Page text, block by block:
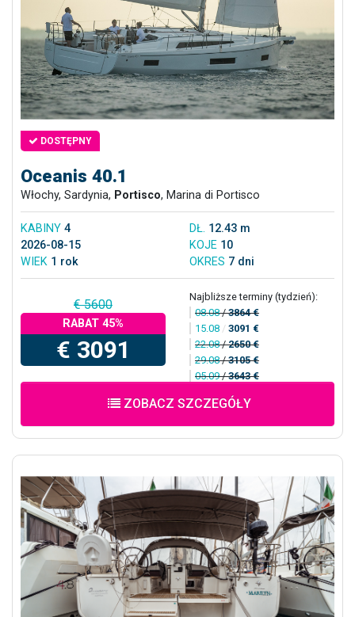
DOSTĘPNY
Oceanis 40.1
Włochy, Sardynia, Portisco, Marina di Portisco
KABINY 4 DŁ. 12.43 m
2026-08-15
KOJE 10
WIEK 1 rok OKRES 7 dni
€ 5600
RABAT 45%
€ 3091
Najbliższe terminy (tydzień):
08.08/3864 €
15.08 / 3091 €
22.08/2650 €
29.08/3105 €
05.09/3643 €
ZOBACZ SZCZEGÓŁY